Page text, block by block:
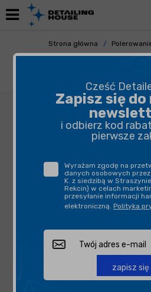
Strona główna
Gąbki
Cześć
Zapisz się do
i odbierz kod
pierwsze
Wyrażam zgodę na
danych osobowych przez
K. z siedzibą w
Rekcin) w celach
przesyłanie informacji
elektroniczną. Polityka
zapisz się